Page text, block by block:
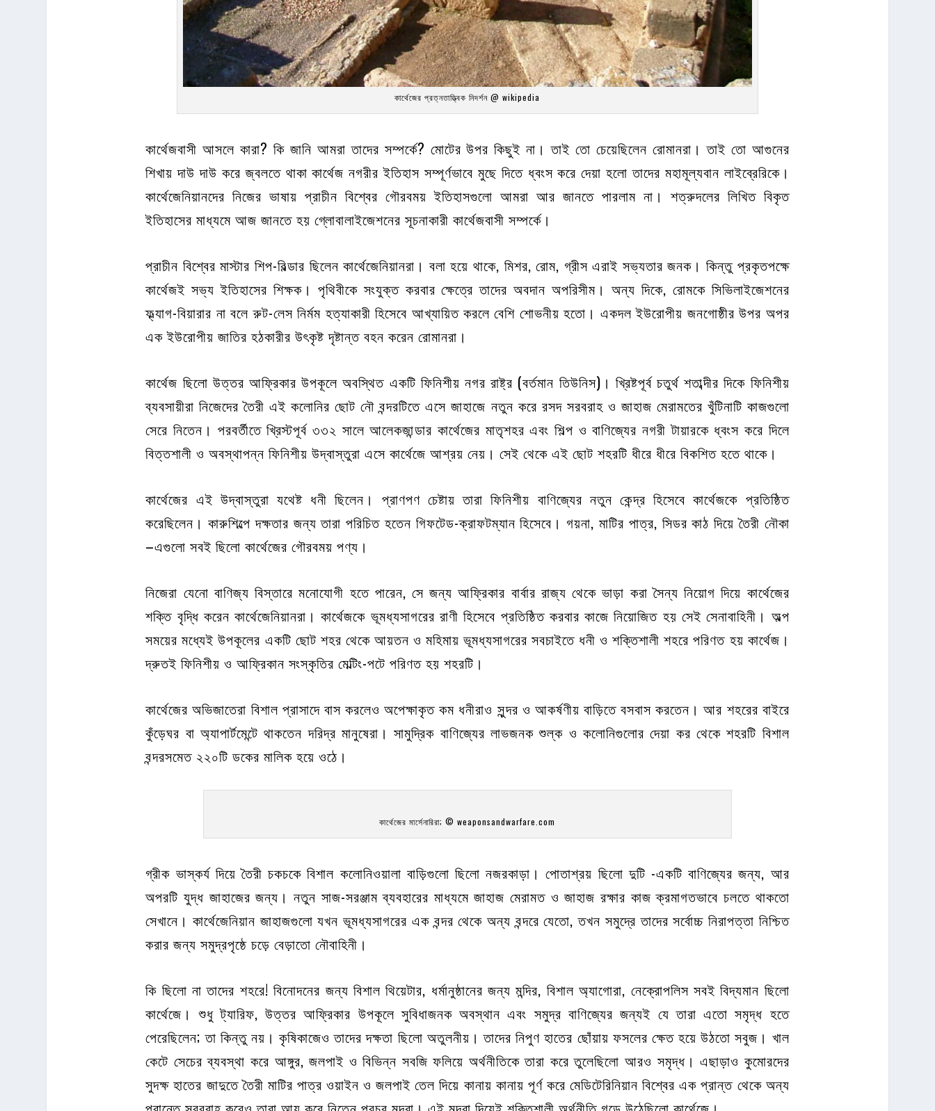
কার্থেজের প্রত্নতাত্ত্বিক নিদর্শন @ wikipedia
কার্থেজবাসী আসলে কারা? কি জানি আমরা তাদের সম্পর্কে? মোটের উপর কিছুই না। তাই তো চেয়েছিলেন রোমানরা। তাই তো আগুনের
শিখায় দাউ দাউ করে জ্বলতে থাকা কার্থেজ নগরীর ইতিহাস সম্পূর্ণভাবে মুছে দিতে ধ্বংস করে দেয়া হলো তাদের মহামূল্যবান লাইব্রেরিকে।
কার্থেজেনিয়ানদের নিজের ভাষায় প্রাচীন বিশ্বের গৌরবময় ইতিহাসগুলো আমরা আর জানতে পারলাম না। শত্রুদলের লিখিত বিকৃত
ইতিহাসের মাধ্যমে আজ জানতে হয় গ্লোবালাইজেশনের সূচনাকারী কার্থেজবাসী সম্পর্কে।
প্রাচীন বিশ্বের মাস্টার শিপ-বিল্ডার ছিলেন কার্থেজেনিয়ানরা। বলা হয়ে থাকে, মিশর, রোম, গ্রীস এরাই সভ্যতার জনক। কিন্তু প্রকৃতপক্ষে
কার্থেজই সভ্য ইতিহাসের শিক্ষক। পৃথিবীকে সংযুক্ত করবার ক্ষেত্রে তাদের অবদান অপরিসীম। অন্য দিকে, রোমকে সিভিলাইজেশনের
ফ্ল্যাগ-বিয়ারার না বলে রুট-লেস নির্মম হত্যাকারী হিসেবে আখ্যায়িত করলে বেশি শোভনীয় হতো। একদল ইউরোপীয় জনগোষ্ঠীর উপর অপর
এক ইউরোপীয় জাতির হঠকারীর উৎকৃষ্ট দৃষ্টান্ত বহন করেন রোমানরা।
কার্থেজ ছিলো উত্তর আফ্রিকার উপকূলে অবস্থিত একটি ফিনিশীয় নগর রাষ্ট্র (বর্তমান তিউনিস)। খ্রিষ্টপূর্ব চতুর্থ শতাব্দীর দিকে ফিনিশীয়
ব্যবসায়ীরা নিজেদের তৈরী এই কলোনির ছোট নৌ বন্দরটিতে এসে জাহাজে নতুন করে রসদ সরবরাহ ও জাহাজ মেরামতের খুঁটিনাটি কাজগুলো
সেরে নিতেন। পরবর্তীতে খ্রিস্টপূর্ব ৩৩২ সালে আলেকজান্ডার কার্থেজের মাতৃশহর এবং শিল্প ও বাণিজ্যের নগরী টায়ারকে ধ্বংস করে দিলে
বিত্তশালী ও অবস্থাপন্ন ফিনিশীয় উদ্বাস্তুরা এসে কার্থেজে আশ্রয় নেয়। সেই থেকে এই ছোট শহরটি ধীরে ধীরে বিকশিত হতে থাকে।
কার্থেজের এই উদ্বাস্তুরা যথেষ্ট ধনী ছিলেন। প্রাণপণ চেষ্টায় তারা ফিনিশীয় বাণিজ্যের নতুন কেন্দ্র হিসেবে কার্থেজকে প্রতিষ্ঠিত
করেছিলেন। কারুশিল্পে দক্ষতার জন্য তারা পরিচিত হতেন গিফটেড-ক্রাফটম্যান হিসেবে। গয়না, মাটির পাত্র, সিডর কাঠ দিয়ে তৈরী নৌকা
–এগুলো সবই ছিলো কার্থেজের গৌরবময় পণ্য।
নিজেরা যেনো বাণিজ্য বিস্তারে মনোযোগী হতে পারেন, সে জন্য আফ্রিকার বার্বার রাজ্য থেকে ভাড়া করা সৈন্য নিয়োগ দিয়ে কার্থেজের
শক্তি বৃদ্ধি করেন কার্থেজেনিয়ানরা। কার্থেজকে ভূমধ্যসাগরের রাণী হিসেবে প্রতিষ্ঠিত করবার কাজে নিয়োজিত হয় সেই সেনাবাহিনী। অল্প
সময়ের মধ্যেই উপকূলের একটি ছোট শহর থেকে আয়তন ও মহিমায় ভূমধ্যসাগরের সবচাইতে ধনী ও শক্তিশালী শহরে পরিণত হয় কার্থেজ।
দ্রুতই ফিনিশীয় ও আফ্রিকান সংস্কৃতির মেল্টিং-পটে পরিণত হয় শহরটি।
কার্থেজের অভিজাতেরা বিশাল প্রাসাদে বাস করলেও অপেক্ষাকৃত কম ধনীরাও সুন্দর ও আকর্ষণীয় বাড়িতে বসবাস করতেন। আর শহরের বাইরে
কুঁড়েঘর বা অ্যাপার্টমেন্টে থাকতেন দরিদ্র মানুষেরা। সামুদ্রিক বাণিজ্যের লাভজনক শুল্ক ও কলোনিগুলোর দেয়া কর থেকে শহরটি বিশাল
বন্দরসমেত ২২০টি ডকের মালিক হয়ে ওঠে।
কার্থেজের মার্সেনারিরা; © weaponsandwarfare.com
গ্রীক ভাস্কর্য দিয়ে তৈরী চকচকে বিশাল কলোনিওয়ালা বাড়িগুলো ছিলো নজরকাড়া। পোতাশ্রয় ছিলো দুটি -একটি বাণিজ্যের জন্য, আর
অপরটি যুদ্ধ জাহাজের জন্য। নতুন সাজ-সরঞ্জাম ব্যবহারের মাধ্যমে জাহাজ মেরামত ও জাহাজ রক্ষার কাজ ক্রমাগতভাবে চলতে থাকতো
সেখানে। কার্থেজেনিয়ান জাহাজগুলো যখন ভূমধ্যসাগরের এক বন্দর থেকে অন্য বন্দরে যেতো, তখন সমুদ্রে তাদের সর্বোচ্চ নিরাপত্তা নিশ্চিত
করার জন্য সমুদ্রপৃষ্ঠে চড়ে বেড়াতো নৌবাহিনী।
কি ছিলো না তাদের শহরে! বিনোদনের জন্য বিশাল থিয়েটার, ধর্মানুষ্ঠানের জন্য মন্দির, বিশাল অ্যাগোরা, নেক্রোপলিস সবই বিদ্যমান ছিলো
কার্থেজে। শুধু ট্যারিফ, উত্তর আফ্রিকার উপকূলে সুবিধাজনক অবস্থান এবং সমুদ্র বাণিজ্যের জন্যই যে তারা এতো সমৃদ্ধ হতে
পেরেছিলেন; তা কিন্তু নয়। কৃষিকাজেও তাদের দক্ষতা ছিলো অতুলনীয়। তাদের নিপুণ হাতের ছোঁয়ায় ফসলের ক্ষেত হয়ে উঠতো সবুজ। খাল
কেটে সেচের ব্যবস্থা করে আঙ্গুর, জলপাই ও বিভিন্ন সবজি ফলিয়ে অর্থনীতিকে তারা করে তুলেছিলো আরও সমৃদ্ধ। এছাড়াও কুমোরদের
সুদক্ষ হাতের জাদুতে তৈরী মাটির পাত্র ওয়াইন ও জলপাই তেল দিয়ে কানায় কানায় পূর্ণ করে মেডিটেরিনিয়ান বিশ্বের এক প্রান্ত থেকে অন্য